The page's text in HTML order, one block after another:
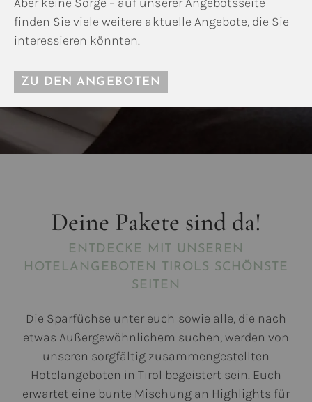
Deine Pakete sind da!
ENTDECKE MIT UNSEREN
HOTELANGEBOTEN TIROLS SCHÖNSTE
SEITEN
Die Sparfüchse unter euch sowie alle, die nach
etwas Außergewöhnlichem suchen, werden von
unseren sorgfältig zusammengestellten
Hotelangeboten in Tirol begeistert sein. Euch
erwartet eine bunte Mischung an Highlights für
finden Sie viele weitere aktuelle Angebote, die Sie
interessieren könnten.
ZU DEN ANGEBOTEN